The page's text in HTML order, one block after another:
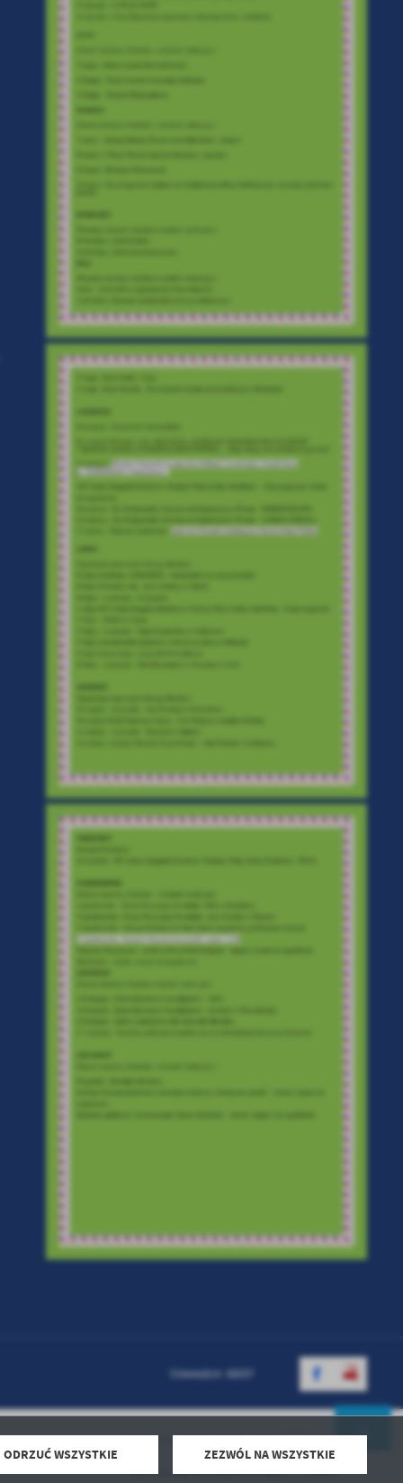
ODRZUĆ WSZYSTKIE ZEZWÓL NA WSZYSTKIE
Odwiedzin: 66037
Powered by2ClickPortal® - Portale nowej generacji
DO GÓRY
Harmonogram odbioru odpadów 2026